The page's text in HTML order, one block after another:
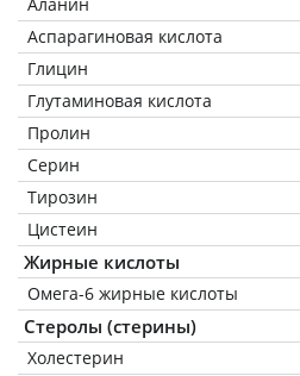
Аспарагиновая кислота
Глицин
Глутаминовая кислота
Пролин
Серин
Тирозин
Цистеин
Жирные кислоты
Омега-6 жирные кислоты
Стеролы (стерины)
Холестерин